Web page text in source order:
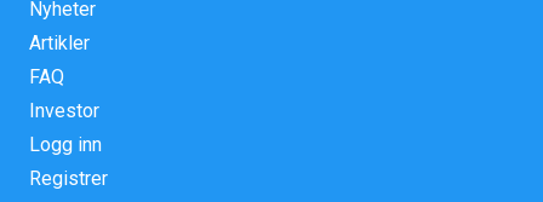
Nyheter
Artikler
FAQ
Investor
Logg inn
Registrer